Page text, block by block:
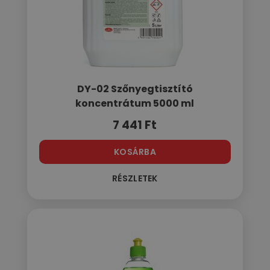
DY-02 Szőnyegtisztító
koncentrátum 5000 ml
7 441 Ft
KOSÁRBA
RÉSZLETEK